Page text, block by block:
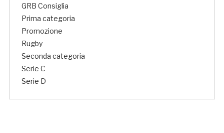
GRB Consiglia
Prima categoria
Promozione
Rugby
Seconda categoria
Serie C
Serie D